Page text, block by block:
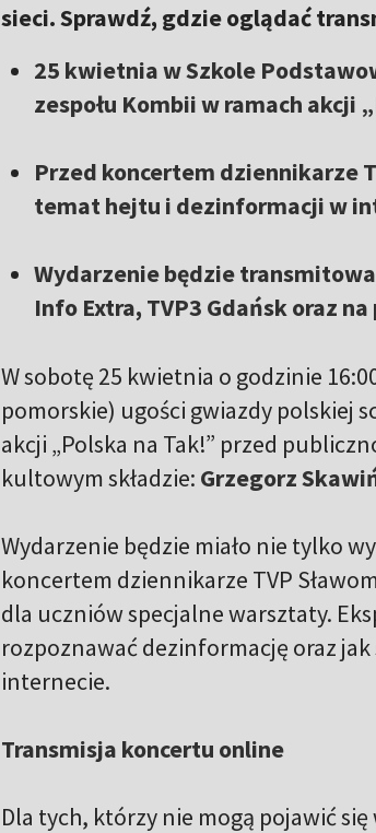
sieci. Sprawdź, gdzie oglądać
25 kwietnia w Szkole
zespołu Kombii w ramach akcji
Przed koncertem dziennikarze
temat hejtu i dezinformacji w
Wydarzenie będzie
Info Extra, TVP3 Gdańsk oraz
W sobotę 25 kwietnia o godzinie
pomorskie) ugości gwiazdy polskiej
akcji „Polska na Tak!” przed
kultowym składzie: Grzegorz
Wydarzenie będzie miało nie tylko
koncertem dziennikarze TVP
dla uczniów specjalne warsztaty.
rozpoznawać dezinformację oraz
internecie.
Transmisja koncertu online
Dla tych, którzy nie mogą pojawić